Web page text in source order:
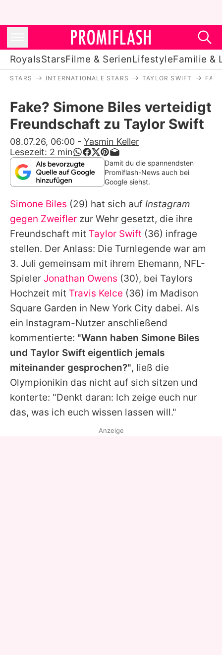
RoyalsStarsFilme & SerienLifestyleFamilie &
Stars
Filme & Serien
Lifestyle
Familie & Liebe
Alle Themen auf Promiflash
Jobs
App runterladen
Team
Redaktionelle Richtlinien
Impressum
Datenschutzerklärung
Nutzungsbedingungen
Utiq verwalten
STARS INTERNATIONALE STARS TAYLOR SWIFT
Fake? Simone Biles verteidigt
Freundschaft zu Taylor Swift
08.07.26, 06:00 - Yasmin Keller
Lesezeit: 2 min
Damit du die spannendsten
Promiflash-News auch bei
Google siehst.
Simone Biles (29) hat sich auf Instagram
gegen Zweifler zur Wehr gesetzt, die ihre
Freundschaft mit Taylor Swift (36) infrage
stellen. Der Anlass: Die Turnlegende war am
3. Juli gemeinsam mit ihrem Ehemann, NFL-
Spieler Jonathan Owens (30), bei Taylors
Hochzeit mit Travis Kelce (36) im Madison
Square Garden in New York City dabei. Als
ein Instagram-Nutzer anschließend
kommentierte: "Wann haben Simone Biles
und Taylor Swift eigentlich jemals
miteinander gesprochen?", ließ die
Olympionikin das nicht auf sich sitzen und
konterte: "Denkt daran: Ich zeige euch nur
das, was ich euch wissen lassen will."
Anzeige